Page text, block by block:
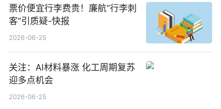
票价便宜行李费贵！廉航“行李刺
客”引质疑-快报
2026-06-25
关注：AI材料暴涨 化工周期复苏
迎多点机会
2026-06-25